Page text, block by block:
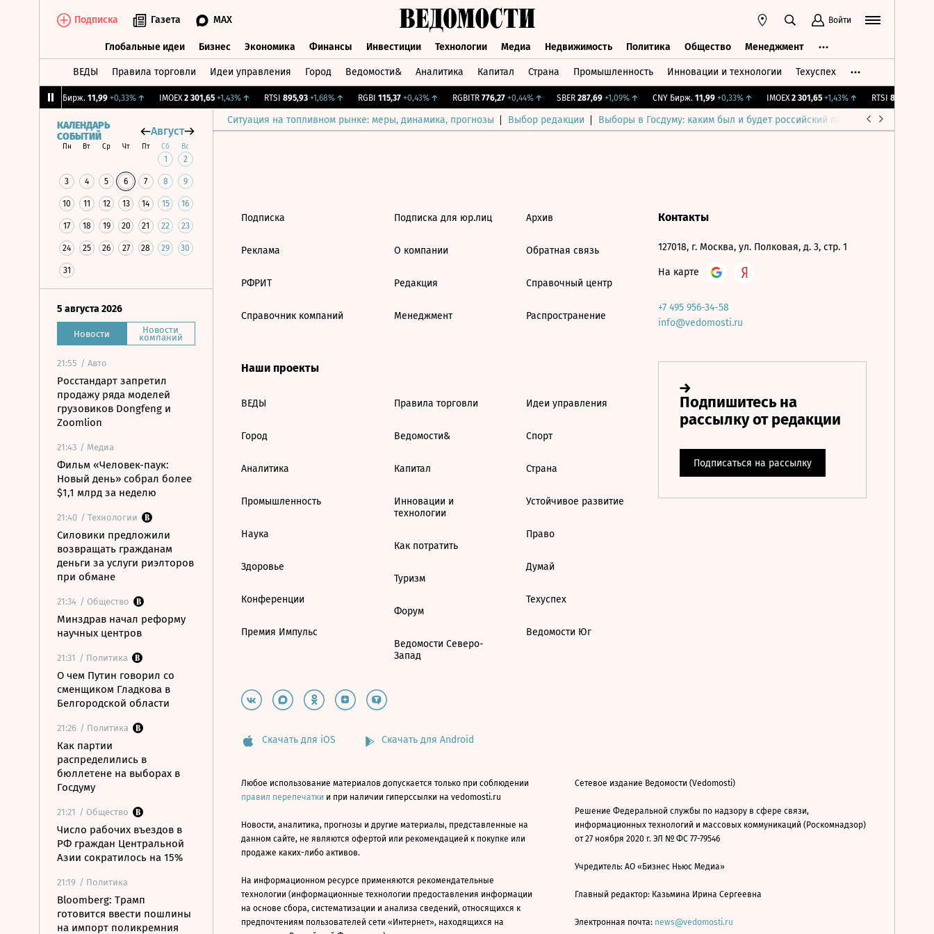
Подписка Газета MAX Войти
Глобальные идеи Бизнес Экономика Финансы Инвестиции Технологии Медиа Недвижимость Политика Общество Менеджмент
ВЕДЫ Правила торговли Идеи управления Город Ведомости& Аналитика Капитал Страна Промышленность Инновации и технологии Техуспех
CNY Бирж. 11,99 +0,33%↑ IMOEX 2 301,65 +1,43%↑ RTSI 895,93 +1,68%↑ RGBI 115,37 +0,43%↑ RGBITR 776,27 +0,44%↑ SBER 287,69 +1,09%↑ CNY Бирж. 11,99 +0,33%↑ IMOEX 2 301,65 +1,43%↑ RTSI 895,93
Ситуация на топливном рынке: меры, динамика, прогнозы Выбор редакции Выборы в Госдуму: каким был и будет российский парламент
КАЛЕНДАРЬ
СОБЫТИЙ
Август
Пн Вт Ср Чт Пт Сб Вс
1 2
3 4 5 6 7 8 9
10 11 12 13 14 15 16
17 18 19 20 21 22 23
24 25 26 27 28 29 30
31
5 августа 2026
Новости Новости
компаний
21:55 / Авто
Росстандарт запретил
продажу ряда моделей
грузовиков Dongfeng и
Zoomlion
21:43 / Медиа
Фильм «Человек-паук:
Новый день» собрал более
$1,1 млрд за неделю
21:40 / Технологии
Силовики предложили
возвращать гражданам
деньги за услуги риэлторов
при обмане
21:34 / Общество
Минздрав начал реформу
научных центров
21:31 / Политика
О чем Путин говорил со
сменщиком Гладкова в
Белгородской области
21:26 / Политика
Как партии
распределились в
бюллетене на выборах в
Госдуму
21:21 / Общество
Число рабочих въездов в
РФ граждан Центральной
Азии сократилось на 15%
21:19 / Политика
Bloomberg: Трамп
готовится ввести пошлины
на импорт поликремния
Подписка
Реклама
РФРИТ
Справочник компаний
Подписка для юр.лиц
О компании
Редакция
Менеджмент
Архив
Обратная связь
Справочный центр
Распространение
Наши проекты
ВЕДЫ
Город
Аналитика
Промышленность
Наука
Здоровье
Конференции
Премия Импульс
Правила торговли
Ведомости&
Капитал
Инновации и
технологии
Как потратить
Туризм
Форум
Ведомости Северо-
Запад
Идеи управления
Спорт
Страна
Устойчивое развитие
Право
Думай
Техуспех
Ведомости Юг
Контакты
127018, г. Москва, ул. Полковая, д. 3, стр. 1
На карте
+7 495 956-34-58
info@vedomosti.ru
Скачать для iOS Скачать для Android
Любое использование материалов допускается только при соблюдении
правил перепечатки и при наличии гиперссылки на vedomosti.ru
Новости, аналитика, прогнозы и другие материалы, представленные на
данном сайте, не являются офертой или рекомендацией к покупке или
продаже каких-либо активов.
На информационном ресурсе применяются рекомендательные
технологии (информационные технологии предоставления информации
на основе сбора, систематизации и анализа сведений, относящихся к
предпочтениям пользователей сети «Интернет», находящихся на
Сетевое издание Ведомости (Vedomosti)
Решение Федеральной службы по надзору в сфере связи,
информационных технологий и массовых коммуникаций (Роскомнадзор)
от 27 ноября 2020 г. ЭЛ № ФС 77-79546
Учредитель: АО «Бизнес Ньюс Медиа»
Главный редактор: Казьмина Ирина Сергеевна
Электронная почта: news@vedomosti.ru